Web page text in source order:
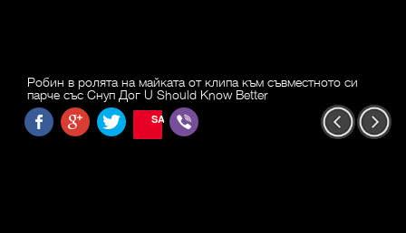
Робин в ролята на майката от клипа към съвместното си
парче със Снуп Дог U Should Know Better
SAVE